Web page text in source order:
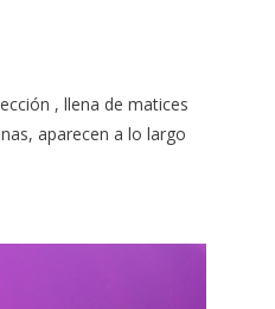
, llena de matices
aparecen a lo largo